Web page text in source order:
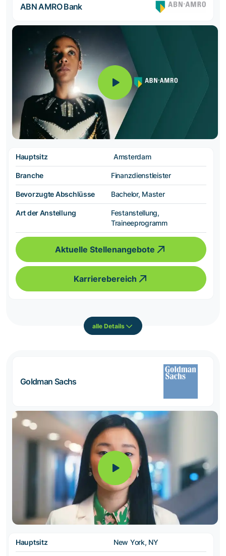
ABN AMRO Bank
Hauptsitz Amsterdam
Branche Finanzdienstleister
Bevorzugte Abschlüsse Bachelor, Master
Art der Anstellung
Festanstellung,
Traineeprogramm
Aktuelle Stellenangebote
Karrierebereich
alle Details
Goldman Sachs
Hauptsitz New York, NY